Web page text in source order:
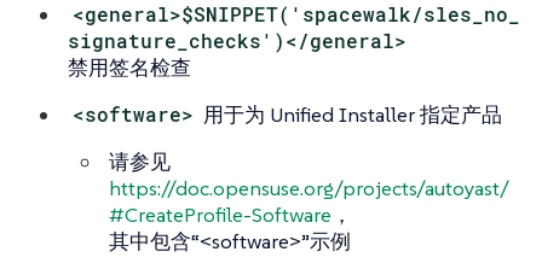
<general>$SNIPPET('spacewalk/sles_no_
signature_checks')</general>
禁用签名检查
<software> 用于为 Unified Installer 指定产品
请参见
https://doc.opensuse.org/projects/autoyast/
#CreateProfile-Software ，
其中包含“<software>”示例